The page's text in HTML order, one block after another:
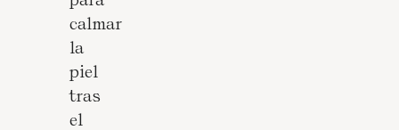
calmar
la
piel
tras
el